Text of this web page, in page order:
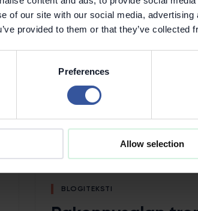
of our site with our social media,
provided to them or that they’ve collected
Preferences
Allow selection
BLOGITEKSTI